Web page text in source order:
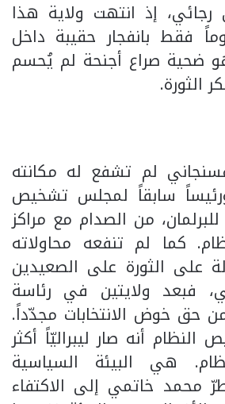
إذ انتهت ولاية هذا
بعد 28 يوماً فقط بانفجار حقيبة داخل
ضحية صراع أجنحة لم يُحسم
الثورة.
لم تشفع له مكانته
سابقاً لمجلس تشخيص
من الصدام مع مراكز
كما لم تنفعه محاولاته
على الثورة على الصعيدين
فبعد ولايتين في رئاسة
حق خوض الانتخابات مجدّداً.
أنه صار ليبراليّاً أكثر
هي البيئة السياسية
محمد خاتمي إلى الاكتفاء